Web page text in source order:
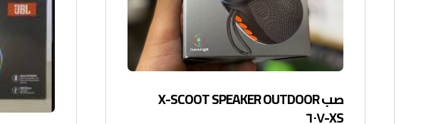
صب X-SCOOT SPEAKER OUTDOOR
XS-٦٠٧